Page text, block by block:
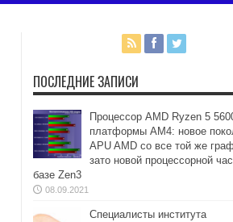
ПОСЛЕДНИЕ ЗАПИСИ
Процессор AMD Ryzen 5
платформы АМ4: новое
APU AMD со все той же
зато новой процессорной
базе Zen3
08.09.2021
Специалисты института